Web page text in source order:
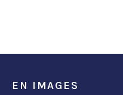
EN IMAGES